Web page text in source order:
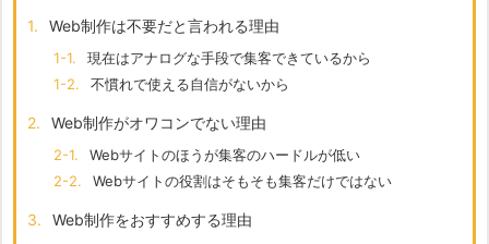
1. Web制作は不要だと言われる理由
1-1.
現在はアナログな手段で集客できているから
1-2.
不慣れで使える自信がないから
2. Web制作がオワコンでない理由
2-1.
Webサイトのほうが集客のハードルが低い
2-2.
Webサイトの役割はそもそも集客だけではない
3. Web制作をおすすめする理由